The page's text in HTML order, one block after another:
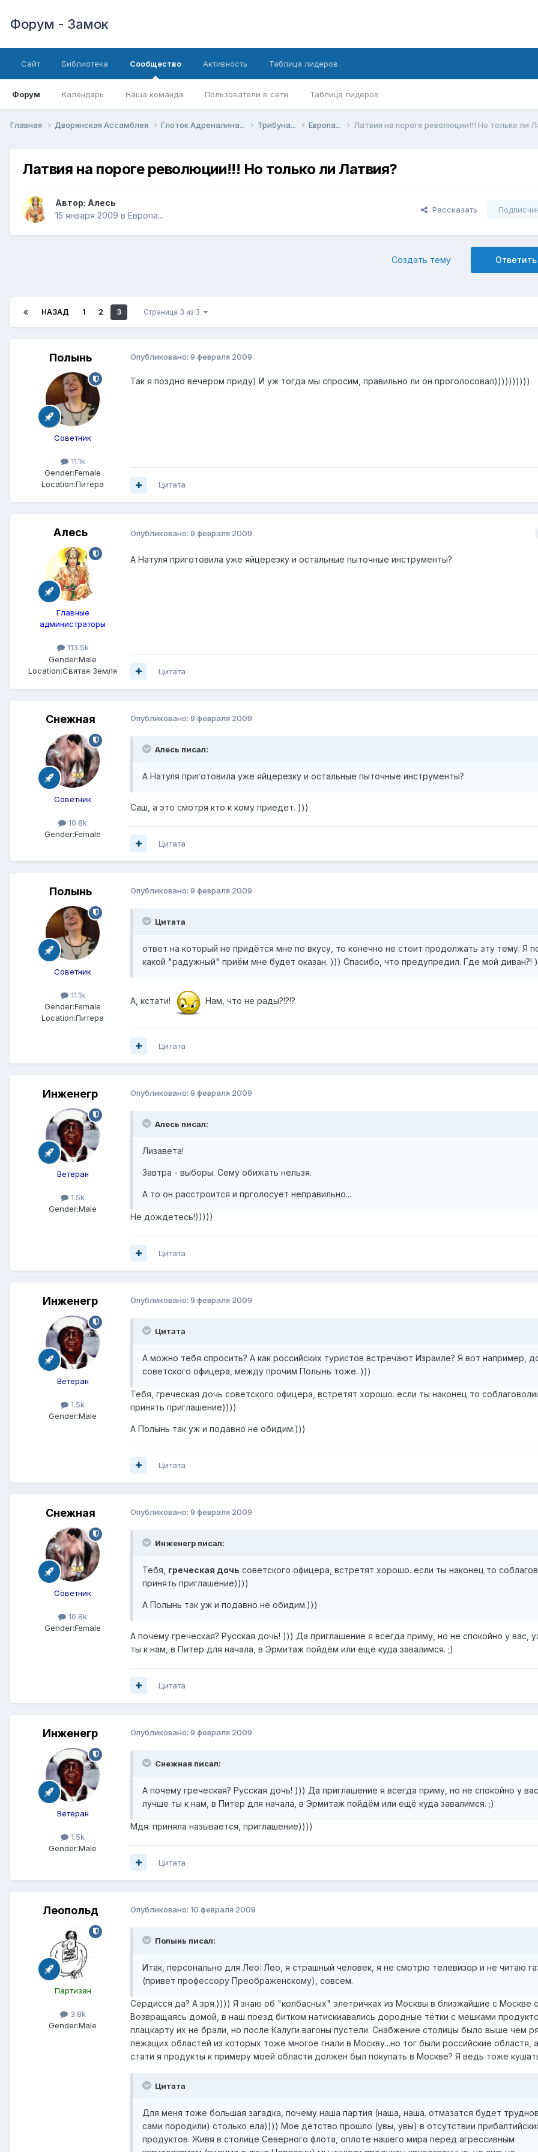
Форум - Замок
Сайт Библиотека Сообщество
Форум Календарь Наша команда Пользователи в сети Таблица лидеров
Активность Таблица лидеров
Главная Дворянская Ассамблея Глоток Адреналина... Трибуна... Европа... Латвия на пороге революции!!! Но только ли
Латвия на пороге революции!!! Но только ли Латвия?
Автор: Алесь
15 января 2009 в Европа...
Рассказать
Создать тему
НАЗАД 1 2 3 Страница 3 из 3
Полынь
Советник
11.1k
Gender:Female
Location:Питера
Опубликовано: 9 февраля 2009
Так я поздно вечером приду) И уж тогда мы спросим, правильно ли он проголосовал))))))))))
Цитата
Алесь
Главные
администраторы
113.5k
Gender:Male
Location:Святая Земля
Опубликовано: 9 февраля 2009
А Натуля приготовила уже яйцерезку и остальные пыточные инструменты?
Цитата
Снежная
Советник
10.8k
Gender:Female
Опубликовано: 9 февраля 2009
Алесь писал:
А Натуля приготовила уже яйцерезку и остальные пыточные инструменты?
Саш, а это смотря кто к кому приедет. )))
Цитата
Полынь
Советник
11.1k
Gender:Female
Location:Питера
Опубликовано: 9 февраля 2009
Цитата
ответ на который не придётся мне по вкусу, то конечно не стоит продолжать эту тему. Я
какой "радужный" приём мне будет оказан. ))) Спасибо, что предупредил. Где мой диван?!
А, кстати! Нам, что не рады?!?!?
Цитата
Инженегр
Ветеран
1.5k
Gender:Male
Опубликовано: 9 февраля 2009
Алесь писал:
Лизавета!
Завтра - выборы. Сему обижать нельзя.
А то он расстроится и прголосует неправильно...
Не дождетесь!)))))
Цитата
Инженегр
Ветеран
1.5k
Gender:Male
Опубликовано: 9 февраля 2009
Цитата
А можно тебя спросить? А как российских туристов встречают Израиле? Я вот например,
советского офицера, между прочим Полынь тоже. )))
Тебя, греческая дочь советского офицера, встретят хорошо. если ты наконец то
принять приглашение))))
А Полынь так уж и подавно не обидим.)))
Цитата
Снежная
Советник
10.8k
Gender:Female
Опубликовано: 9 февраля 2009
Инженегр писал:
Тебя, греческая дочь советского офицера, встретят хорошо. если ты наконец то
принять приглашение))))
А Полынь так уж и подавно не обидим.)))
А почему греческая? Русская дочь! ))) Да приглашение я всегда приму, но не спокойно у вас,
ты к нам, в Питер для начала, в Эрмитаж пойдём или ещё куда завалимся. ;)
Цитата
Инженегр
Ветеран
1.5k
Gender:Male
Опубликовано: 9 февраля 2009
Снежная писал:
А почему греческая? Русская дочь! ))) Да приглашение я всегда приму, но не спокойно у
лучше ты к нам, в Питер для начала, в Эрмитаж пойдём или ещё куда завалимся. ;)
Мдя. приняла называется, приглашение))))
Цитата
Леопольд
Партизан
3.8k
Gender:Male
Опубликовано: 10 февраля 2009
Полынь писал:
Итак, персонально для Лео: Лео, я страшный человек, я не смотрю телевизор и не читаю
(привет профессору Преображенскому), совсем.
Сердисся да? А зря.)))) Я знаю об "колбасных" элетричках из Москвы в близжайшие с Москве
Возвращаясь домой, в наш поезд битком натискиавались дородные тётки с мешками
плацкарту их не брали, но после Калуги вагоны пустели. Снабжение столицы было выше чем
лежащих областей из которых тоже многое гнали в Москву...но тог были российские областя,
стати я продукты к примеру моей области должен был покупать в Москве? Я ведь тоже
Цитата
Для меня тоже большая загадка, почему наша партия (наша, наша. отмазатся будет
сами породили) столько ела)))) Мое детство прошло (увы, увы) в отсутствии
продуктов. Живя в столице Северного флота, оплоте нашего мира перед агрессивным